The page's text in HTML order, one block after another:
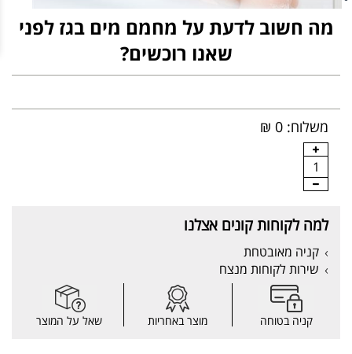
מה חשוב לדעת על מחמם מים בגז לפני
שאנו רוכשים?
משלוח: 0 ₪
1
למה לקוחות קונים אצלנו
קניה מאובטחת
שירות לקוחות מנצח
קניה בטוחה מוצר באחריות שאל על המוצר